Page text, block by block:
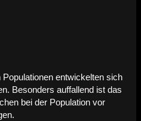
entwickelten sich
Besonders auffallend ist das
bei der Population vor